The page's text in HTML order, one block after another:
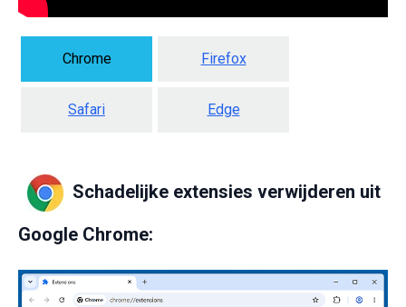
Chrome Firefox
Safari Edge
Schadelijke extensies verwijderen uit
Google Chrome: